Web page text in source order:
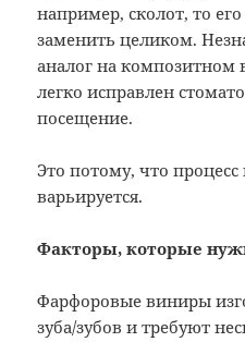
например, сколот, то
заменить целиком.
аналог на
легко исправлен
посещение.
Это потому, что
варьируется.
Факторы, которые
Фарфоровые виниры
зуба/зубов и требуют